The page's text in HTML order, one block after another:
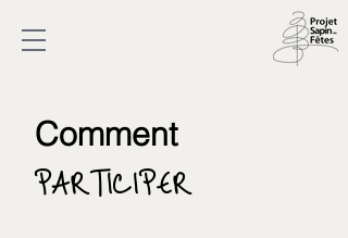
Comment
PARTICIPER